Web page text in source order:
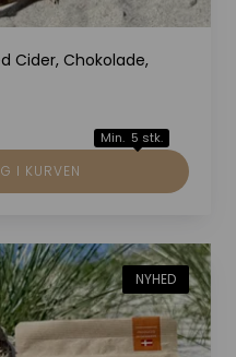
Cider, Chokolade,
Min. 5 stk.
NYHED